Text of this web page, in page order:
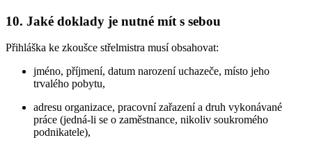
10. Jaké doklady je nutné mít s sebou
Přihláška ke zkoušce střelmistra musí obsahovat:
jméno, příjmení, datum narození uchazeče, místo jeho
trvalého pobytu,
adresu organizace, pracovní zařazení a druh vykonávané
práce (jedná-li se o zaměstnance, nikoliv soukromého
podnikatele),